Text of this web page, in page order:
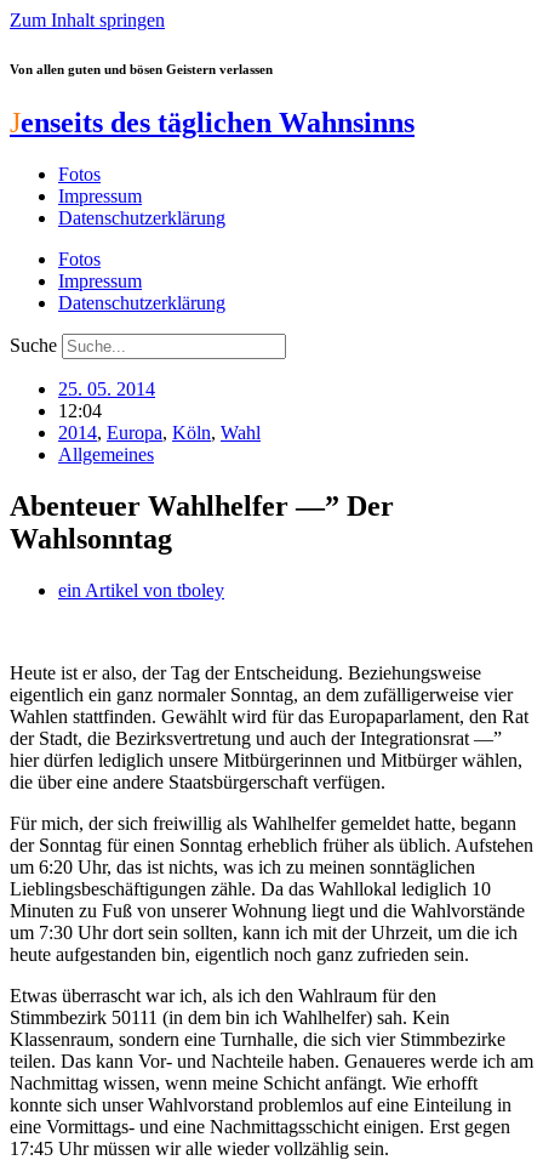
Zum Inhalt springen
Von allen guten und bösen Geistern verlassen
Jenseits des täglichen Wahnsinns
Fotos
Impressum
Datenschutzerklärung
Fotos
Impressum
Datenschutzerklärung
Suche
25. 05. 2014
12:04
2014, Europa, Köln, Wahl
Allgemeines
Abenteuer Wahlhelfer —” Der
Wahlsonntag
ein Artikel von tboley
Heute ist er also, der Tag der Entscheidung. Beziehungsweise
eigentlich ein ganz normaler Sonntag, an dem zufälligerweise vier
Wahlen stattfinden. Gewählt wird für das Europaparlament, den Rat
der Stadt, die Bezirksvertretung und auch der Integrationsrat —”
hier dürfen lediglich unsere Mitbürgerinnen und Mitbürger wählen,
die über eine andere Staatsbürgerschaft verfügen.
Für mich, der sich freiwillig als Wahlhelfer gemeldet hatte, begann
der Sonntag für einen Sonntag erheblich früher als üblich. Aufstehen
um 6:20 Uhr, das ist nichts, was ich zu meinen sonntäglichen
Lieblingsbeschäftigungen zähle. Da das Wahllokal lediglich 10
Minuten zu Fuß von unserer Wohnung liegt und die Wahlvorstände
um 7:30 Uhr dort sein sollten, kann ich mit der Uhrzeit, um die ich
heute aufgestanden bin, eigentlich noch ganz zufrieden sein.
Etwas überrascht war ich, als ich den Wahlraum für den
Stimmbezirk 50111 (in dem bin ich Wahlhelfer) sah. Kein
Klassenraum, sondern eine Turnhalle, die sich vier Stimmbezirke
teilen. Das kann Vor- und Nachteile haben. Genaueres werde ich am
Nachmittag wissen, wenn meine Schicht anfängt. Wie erhofft
konnte sich unser Wahlvorstand problemlos auf eine Einteilung in
eine Vormittags- und eine Nachmittagsschicht einigen. Erst gegen
17:45 Uhr müssen wir alle wieder vollzählig sein.